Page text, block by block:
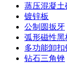
蒸压混凝土
镀锌板
公制圆扳牙
弧形磁性黑
多功能卸扣
钻石三角锉